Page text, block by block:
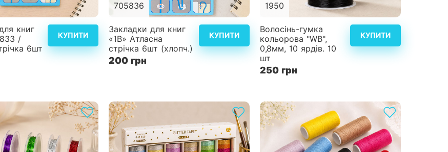
книг
/
6шт
КУПИТИ
705836
Закладки для книг
«1В» Атласна
стрічка 6шт (хлопч.)
200 грн
КУПИТИ
1950
Волосінь-гумка
кольорова "WB",
0,8мм, 10 ярдів. 10
шт
250 грн
КУПИТИ